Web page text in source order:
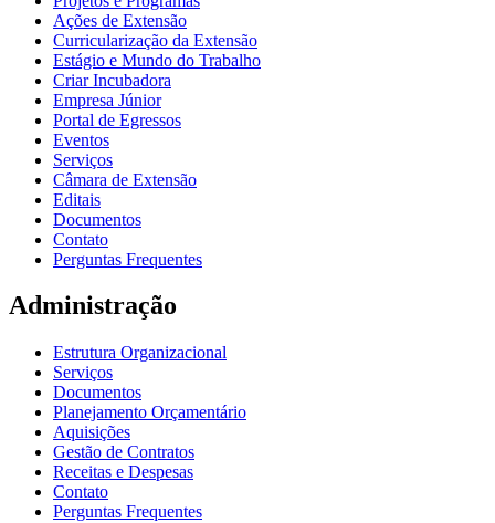
Ações de Extensão
Curricularização da Extensão
Estágio e Mundo do Trabalho
Criar Incubadora
Empresa Júnior
Portal de Egressos
Eventos
Serviços
Câmara de Extensão
Editais
Documentos
Contato
Perguntas Frequentes
Administração
Estrutura Organizacional
Serviços
Documentos
Planejamento Orçamentário
Aquisições
Gestão de Contratos
Receitas e Despesas
Contato
Perguntas Frequentes